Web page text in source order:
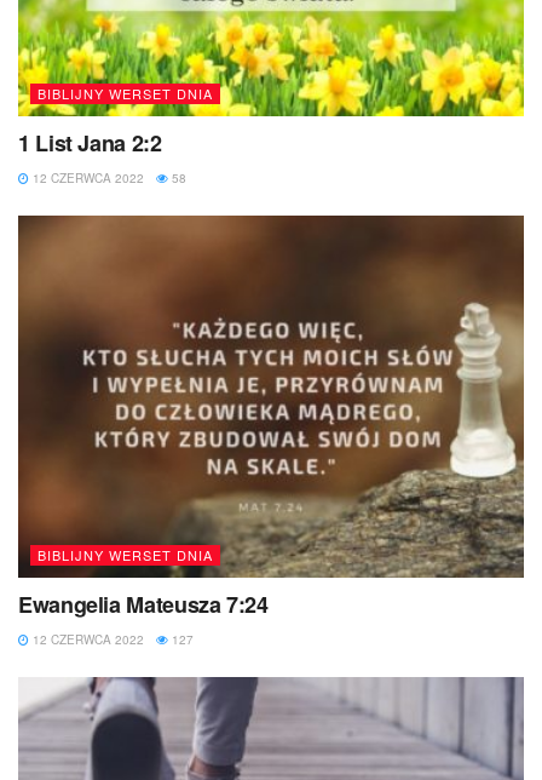
BIBLIJNY WERSET DNIA
1 List Jana 2:2
12 CZERWCA 2022 58
BIBLIJNY WERSET DNIA
Ewangelia Mateusza 7:24
12 CZERWCA 2022 127